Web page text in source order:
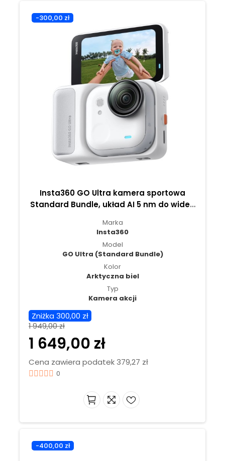
-300,00 zł
Insta360 GO Ultra kamera sportowa
Standard Bundle, układ AI 5 nm do wideo
Marka
Insta360
Model
GO Ultra (Standard Bundle)
Kolor
Arktyczna biel
Typ
Kamera akcji
Zniżka 300,00 zł
1 949,00 zł
1 649,00 zł
Cena zawiera podatek 379,27 zł
0
-400,00 zł